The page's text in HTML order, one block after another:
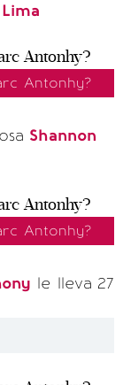
Antonhy?
Shannon
Antonhy?
le lleva 27